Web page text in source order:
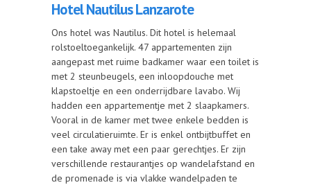
Hotel Nautilus Lanzarote
Ons hotel was Nautilus. Dit hotel is helemaal
rolstoeltoegankelijk. 47 appartementen zijn
aangepast met ruime badkamer waar een toilet is
met 2 steunbeugels, een inloopdouche met
klapstoeltje en een onderrijdbare lavabo. Wij
hadden een appartementje met 2 slaapkamers.
Vooral in de kamer met twee enkele bedden is
veel circulatieruimte. Er is enkel ontbijtbuffet en
een take away met een paar gerechtjes. Er zijn
verschillende restaurantjes op wandelafstand en
de promenade is via vlakke wandelpaden te